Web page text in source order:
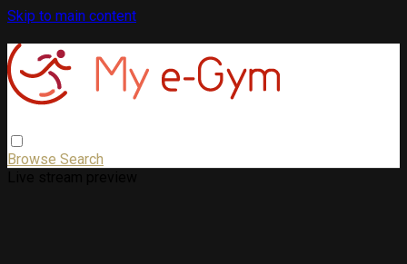
Skip to main content
Browse Search